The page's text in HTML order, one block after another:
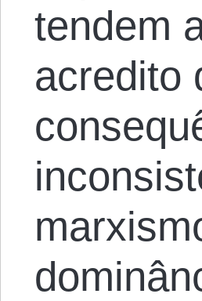
tendem
acredito